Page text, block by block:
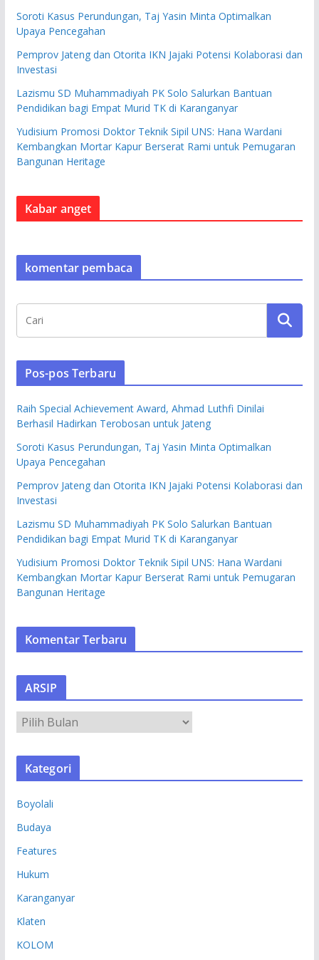
Soroti Kasus Perundungan, Taj Yasin Minta Optimalkan
Upaya Pencegahan
Pemprov Jateng dan Otorita IKN Jajaki Potensi Kolaborasi dan
Investasi
Lazismu SD Muhammadiyah PK Solo Salurkan Bantuan
Pendidikan bagi Empat Murid TK di Karanganyar
Yudisium Promosi Doktor Teknik Sipil UNS: Hana Wardani
Kembangkan Mortar Kapur Berserat Rami untuk Pemugaran
Bangunan Heritage
Kabar anget
komentar pembaca
Pos-pos Terbaru
Raih Special Achievement Award, Ahmad Luthfi Dinilai
Berhasil Hadirkan Terobosan untuk Jateng
Soroti Kasus Perundungan, Taj Yasin Minta Optimalkan
Upaya Pencegahan
Pemprov Jateng dan Otorita IKN Jajaki Potensi Kolaborasi dan
Investasi
Lazismu SD Muhammadiyah PK Solo Salurkan Bantuan
Pendidikan bagi Empat Murid TK di Karanganyar
Yudisium Promosi Doktor Teknik Sipil UNS: Hana Wardani
Kembangkan Mortar Kapur Berserat Rami untuk Pemugaran
Bangunan Heritage
Komentar Terbaru
ARSIP
R
S
Kategori
Boyolali
Budaya
Features
Hukum
Karanganyar
Klaten
KOLOM